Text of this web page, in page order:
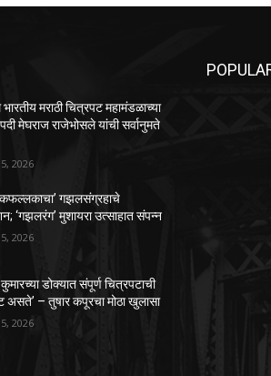
मराठी चित्रपट महामंडळाच्या
मेघराज राजेभोसले यांची सर्वानुमते
2026
कफल्लकाचा’ गझलसंग्रहाचे
‘गझलरंग’ मुशायरा उत्साहात संपन्न
2026
डोक्यात संपूर्ण चित्रपटाची
असते’ – तुषार कपूरचा मोठा खुलासा
2026